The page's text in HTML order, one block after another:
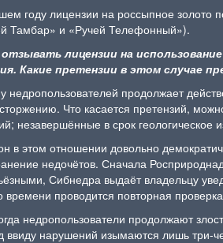
году лицензии на россыпное
Тамбар» и «Ручей Телефонный»).
лицензии на
Какие претензии в этом случае
недропользователей продолжает
Что касается претензий,
незавершённые в срок геологическое
в этом отношении довольно
недочётов. Сначала
Сибнедра выдаёт владельцу
времени проводится повторная
недропользователи продолжают
ввиду нарушений изымаются лишь три-